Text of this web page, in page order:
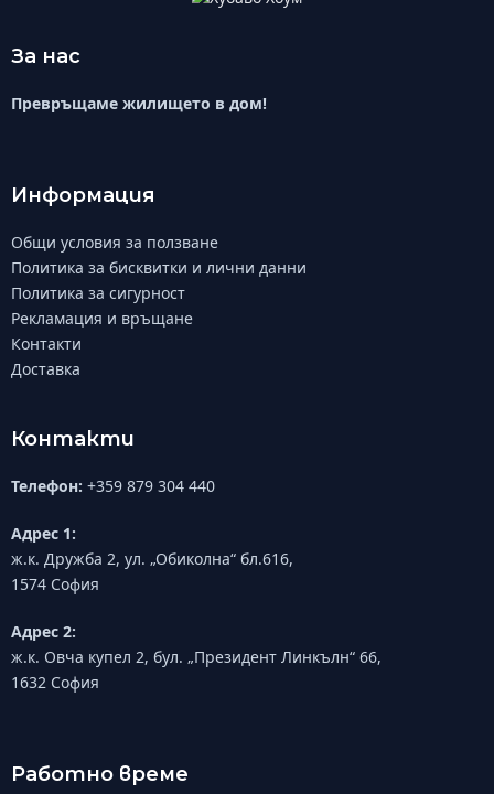
За нас
Превръщаме жилището в дом!
Информация
Общи условия за ползване
Политика за бисквитки и лични данни
Политика за сигурност
Рекламация и връщане
Контакти
Доставка
Контакти
Телефон: +359 879 304 440
Адрес 1:
ж.к. Дружба 2, ул. „Обиколна“ бл.616,
1574 София
Адрес 2:
ж.к. Овча купел 2, бул. „Президент Линкълн“ 66,
1632 София
Работно време